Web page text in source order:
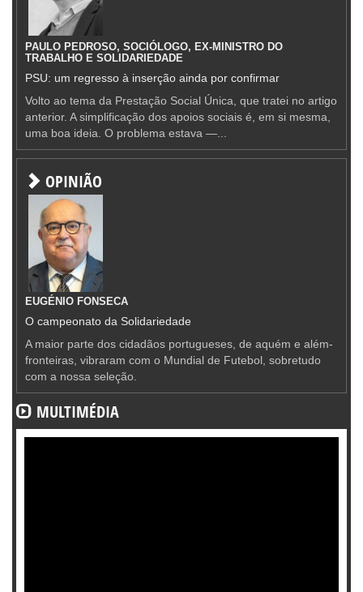
PAULO PEDROSO, SOCIÓLOGO, EX-MINISTRO DO
TRABALHO E SOLIDARIEDADE
PSU: um regresso à inserção ainda por confirmar
Volto ao tema da Prestação Social Única, que tratei no artigo
anterior. A simplificação dos apoios sociais é, em si mesma,
uma boa ideia. O problema estava —...
OPINIÃO
EUGÉNIO FONSECA
O campeonato da Solidariedade
A maior parte dos cidadãos portugueses, de aquém e além-
fronteiras, vibraram com o Mundial de Futebol, sobretudo
com a nossa seleção.
MULTIMÉDIA